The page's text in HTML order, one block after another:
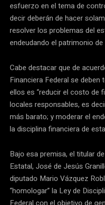
esfuerzo en el tema de
decir deberán de hacer
resolver los problemas del
endeudando el patrimonio
Cabe destacar que de
Financiera Federal se
ellos es “reducir el costo de
locales responsables, es
más barato; y moderar el
la disciplina financiera de
Bajo esa premisa, el titular
Estatal, José de Jesús
diputado Mario Vázquez
“homologar” la Ley de